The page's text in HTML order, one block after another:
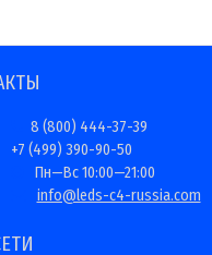
8 (800) 444-37-39
+7 (499) 390-90-50
Пн—Вс 10:00—21:00
info@leds-c4-russia.com